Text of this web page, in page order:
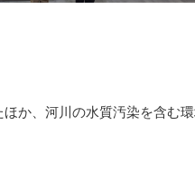
か、河川の水質汚染を含む